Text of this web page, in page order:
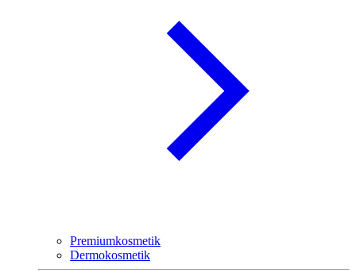
Premiumkosmetik
Dermokosmetik